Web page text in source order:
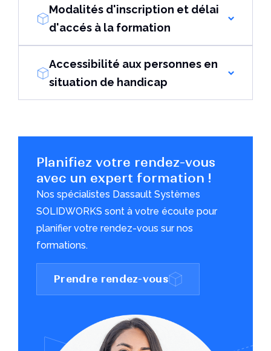
Modalités d'inscription et délai
d'accés à la formation
Accessibilité aux personnes en
situation de handicap
Planifiez votre rendez-vous
avec un expert formation !
Nos spécialistes Dassault Systèmes
SOLIDWORKS sont à votre écoute pour
planifier votre rendez-vous sur nos
formations.
Prendre rendez-vous